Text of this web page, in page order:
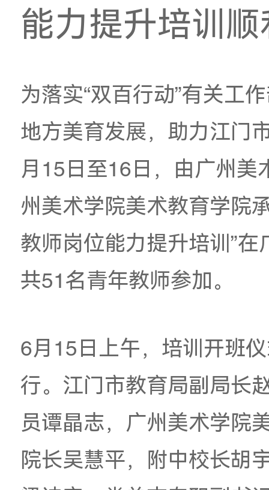
2026年江门
能力提升培
为落实“双百行动”有
地方美育发展，助力
月15日至16日，由广
州美术学院美术教育
教师岗位能力提升培
共51名青年教师参加
6月15日上午，培训